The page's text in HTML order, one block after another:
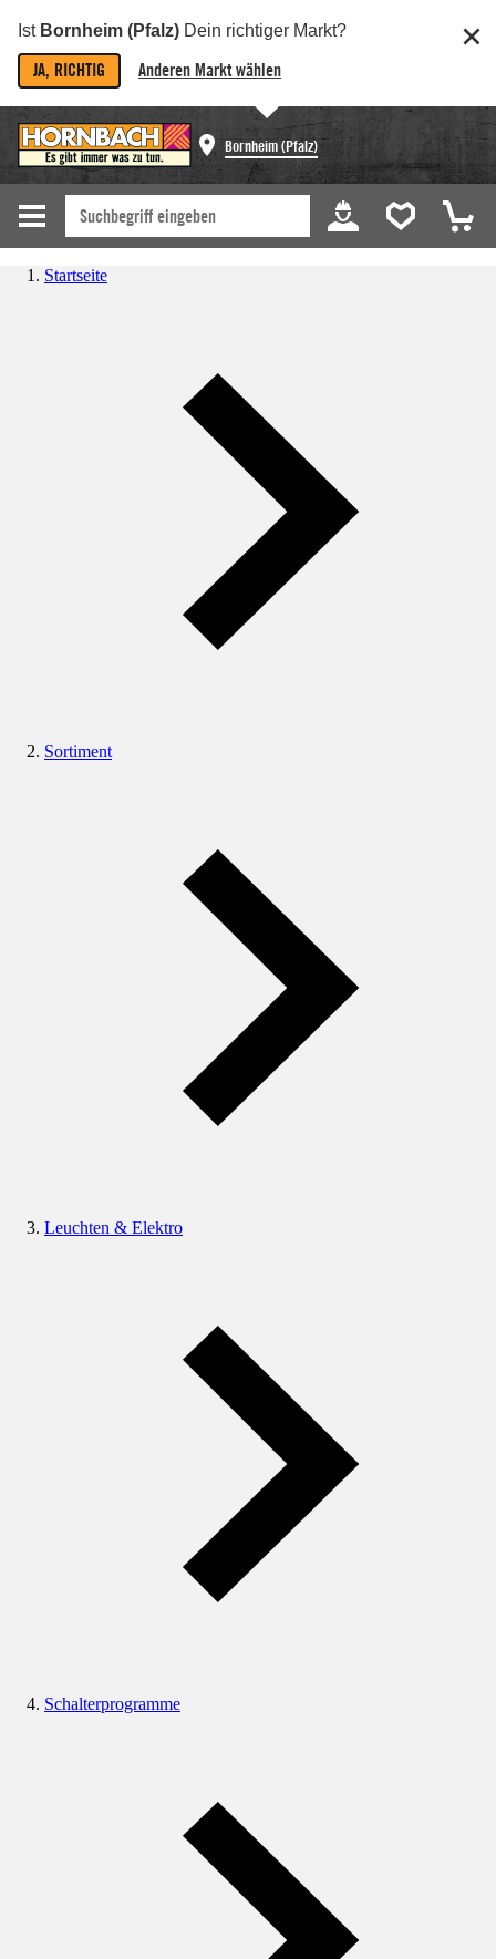
Ist Bornheim (Pfalz) Dein richtiger Markt?
JA, RICHTIG Anderen Markt wählen
Bornheim (Pfalz)
Startseite
Sortiment
Leuchten & Elektro
Schalterprogramme